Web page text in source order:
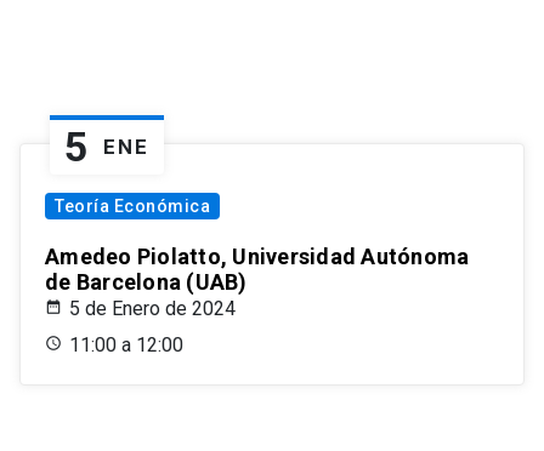
5 ENE
Teoría Económica
Amedeo Piolatto, Universidad Autónoma
de Barcelona (UAB)
5 de Enero de 2024
11:00 a 12:00